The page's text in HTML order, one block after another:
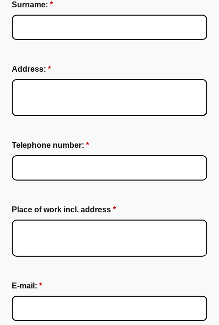
Surname:
Address:
Telephone number:
Place of work incl. address
E-mail: